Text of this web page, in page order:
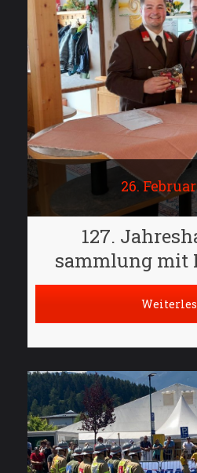
26.
127.
sammlung mit